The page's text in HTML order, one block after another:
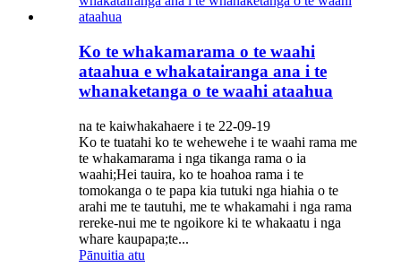
Ko te whakamarama o te waahi
ataahua e whakatairanga ana i te
whanaketanga o te waahi ataahua
na te kaiwhakahaere i te 22-09-19
Ko te tuatahi ko te wehewehe i te waahi rama me
te whakamarama i nga tikanga rama o ia
waahi;Hei tauira, ko te hoahoa rama i te
tomokanga o te papa kia tutuki nga hiahia o te
arahi me te tautuhi, me te whakamahi i nga rama
rereke-nui me te ngoikore ki te whakaatu i nga
whare kaupapa;te...
Pānuitia atu